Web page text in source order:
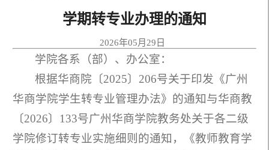
学期转专业办理的通知
2026年05月29日
学院各系（部）、办公室：
根据华商院〔2025〕206号关于印发《广州
华商学院学生转专业管理办法》的通知与华商教
〔2026〕133号广州华商学院教务处关于各二级
学院修订转专业实施细则的通知，《教师教育学